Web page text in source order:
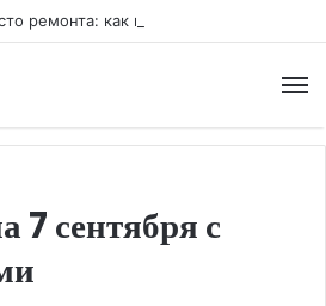
7 сентября с